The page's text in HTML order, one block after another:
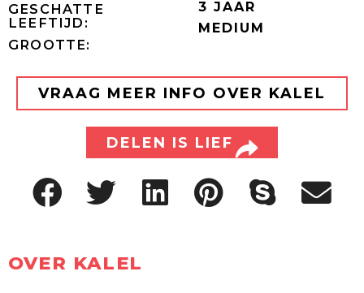
GESCHATTE
LEEFTIJD:
GROOTTE:
3 JAAR
MEDIUM
VRAAG MEER INFO OVER KALEL
DELEN IS LIEF
OVER KALEL